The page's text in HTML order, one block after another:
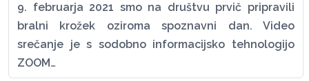
9. februarja 2021 smo na društvu prvič pripravili
bralni krožek oziroma spoznavni dan. Video
srečanje je s sodobno informacijsko tehnologijo
ZOOM…